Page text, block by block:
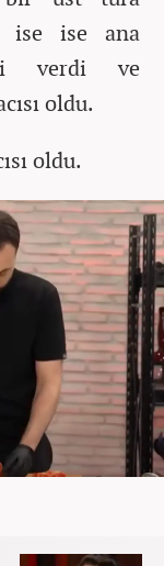
ise ise ana
verdi ve
oldu.
oldu.